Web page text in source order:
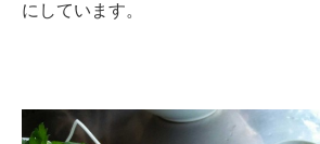
にしています。